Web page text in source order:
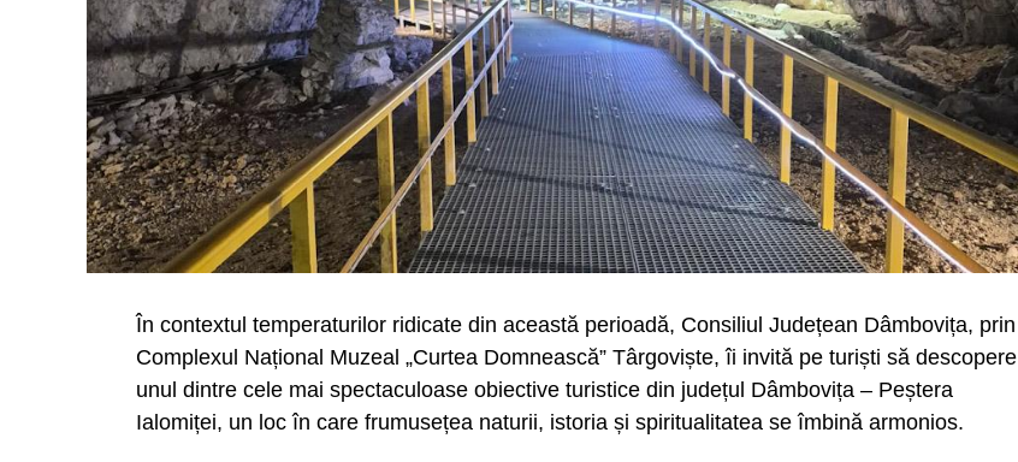
Ieri – 8 august 2026, a fost Șotânga. Înainte de a porni petrecerea, în cadrul ședinței festive
cuplurile care, în ciuda tuturor vicisitudinilor existențiale, au înfruntat viața, timpul, destinul și,
legați prin încredere și iubire, au depășit bariera celor 50 de ani de statornicie întru familie.
Maratonul de sărbătoare s-a consumat în parcul de recreere din inima comunei, loc cu
În contextul temperaturilor ridicate din această perioadă, Consiliul Județean Dâmbovița, prin
Complexul Național Muzeal „Curtea Domnească” Târgoviște, îi invită pe turiști să descopere
unul dintre cele mai spectaculoase obiective turistice din județul Dâmbovița – Peștera
Ialomiței, un loc în care frumusețea naturii, istoria și spiritualitatea se îmbină armonios.